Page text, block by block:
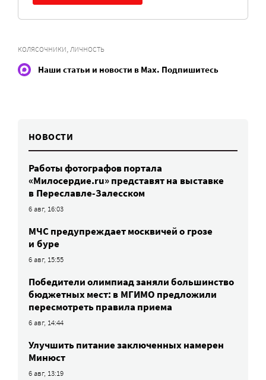
КОЛЯСОЧНИКИ, ЛИЧНОСТЬ
Наши статьи и новости в Max. Подпишитесь
НОВОСТИ
Работы фотографов портала
«Милосердие.ru» представят на выставке
в Переславле-Залесском
6 авг, 16:03
МЧС предупреждает москвичей о грозе
и буре
6 авг, 15:55
Победители олимпиад заняли большинство
бюджетных мест: в МГИМО предложили
пересмотреть правила приема
6 авг, 14:44
Улучшить питание заключенных намерен
Минюст
6 авг, 13:19